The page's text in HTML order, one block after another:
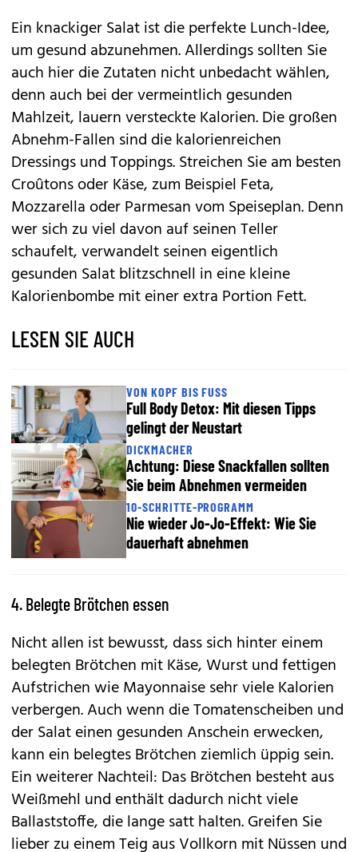
Ein knackiger Salat ist die perfekte Lunch-Idee,
um gesund abzunehmen. Allerdings sollten Sie
auch hier die Zutaten nicht unbedacht wählen,
denn auch bei der vermeintlich gesunden
Mahlzeit, lauern versteckte Kalorien. Die großen
Abnehm-Fallen sind die kalorienreichen
Dressings und Toppings. Streichen Sie am besten
Croûtons oder Käse, zum Beispiel Feta,
Mozzarella oder Parmesan vom Speiseplan. Denn
wer sich zu viel davon auf seinen Teller
schaufelt, verwandelt seinen eigentlich
gesunden Salat blitzschnell in eine kleine
Kalorienbombe mit einer extra Portion Fett.
LESEN SIE AUCH
VON KOPF BIS FUSS
Full Body Detox: Mit diesen Tipps
gelingt der Neustart
DICKMACHER
Achtung: Diese Snackfallen sollten
Sie beim Abnehmen vermeiden
10-SCHRITTE-PROGRAMM
Nie wieder Jo-Jo-Effekt: Wie Sie
dauerhaft abnehmen
4. Belegte Brötchen essen
Nicht allen ist bewusst, dass sich hinter einem
belegten Brötchen mit Käse, Wurst und fettigen
Aufstrichen wie Mayonnaise sehr viele Kalorien
verbergen. Auch wenn die Tomatenscheiben und
der Salat einen gesunden Anschein erwecken,
kann ein belegtes Brötchen ziemlich üppig sein.
Ein weiterer Nachteil: Das Brötchen besteht aus
Weißmehl und enthält dadurch nicht viele
Ballaststoffe, die lange satt halten. Greifen Sie
lieber zu einem Teig aus Vollkorn mit Nüssen und